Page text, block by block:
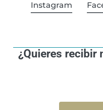
Instagram
¿Quieres recibir